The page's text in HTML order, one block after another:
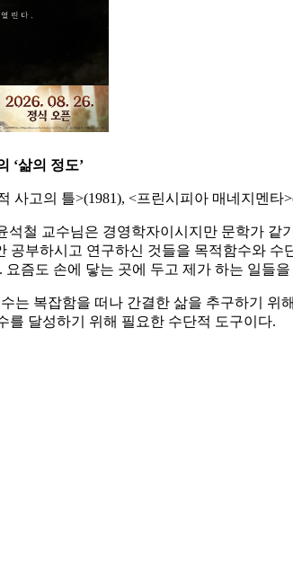
‘삶의 정도’
사고의 틀>(1981), <프린시피아 매네지멘
석철 교수님은 경영학자이시지만 문학가
공부하시고 연구하신 것들을 목적함수와
요즘도 손에 닿는 곳에 두고 제가 하는 일들
는 복잡함을 떠나 간결한 삶을 추구하기 위
를 달성하기 위해 필요한 수단적 도구이다.